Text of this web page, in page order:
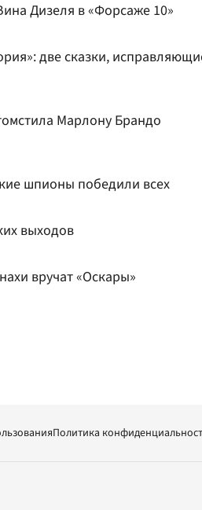
Дизеля в «Форсаже 10»
две сказки,
Марлону Брандо
шпионы победили всех
выходов
вручат «Оскары»
Политика